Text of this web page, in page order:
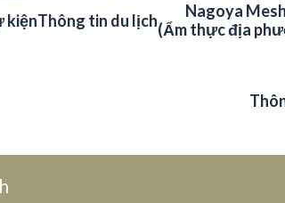
kiệnThông tin du lịch
Nagoya
(Ẩm thực địa